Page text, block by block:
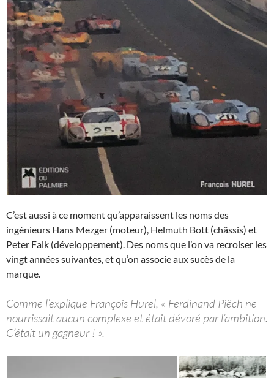
C’est aussi à ce moment qu’apparaissent les noms des
ingénieurs Hans Mezger (moteur), Helmuth Bott (châssis) et
Peter Falk (développement). Des noms que l’on va recroiser les
vingt années suivantes, et qu’on associe aux sucès de la
marque.
Comme l’explique François Hurel, « Ferdinand Piëch ne
nourrissait aucun complexe et était dévoré par l’ambition.
C’était un gagneur ! ».